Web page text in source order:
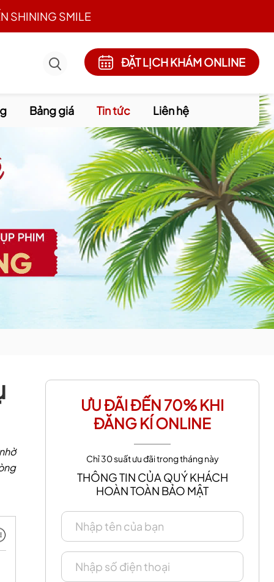
SHINING SMILE
ĐẶT LỊCH KHÁM ONLINE
Bảng giá Tin tức Liên hệ
ƯU ĐÃI ĐẾN 70% KHI
ĐĂNG KÍ ONLINE
Chỉ 30 suất ưu đãi trong tháng này
THÔNG TIN CỦA QUÝ KHÁCH
HOÀN TOÀN BẢO MẬT